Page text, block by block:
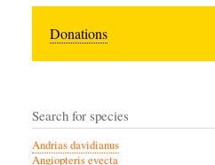
Donations
Search for species
Andrias davidianus
Angiopteris evecta